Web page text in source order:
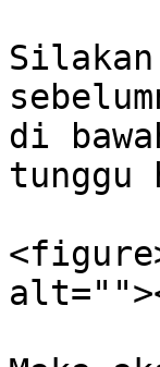
di
tunggu